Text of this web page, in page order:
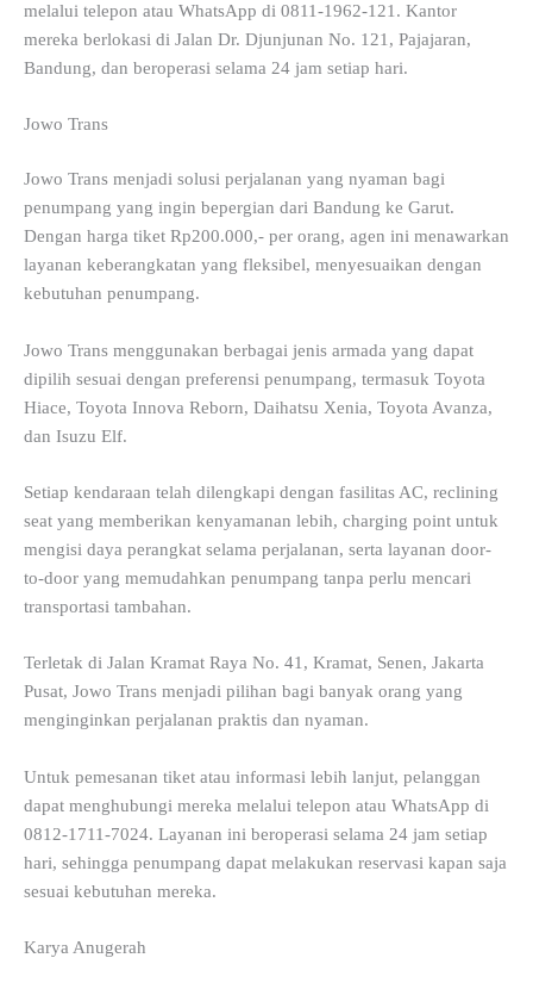
melalui telepon atau WhatsApp di 0811-1962-121. Kantor
mereka berlokasi di Jalan Dr. Djunjunan No. 121, Pajajaran,
Bandung, dan beroperasi selama 24 jam setiap hari.
Jowo Trans
Jowo Trans menjadi solusi perjalanan yang nyaman bagi
penumpang yang ingin bepergian dari Bandung ke Garut.
Dengan harga tiket Rp200.000,- per orang, agen ini menawarkan
layanan keberangkatan yang fleksibel, menyesuaikan dengan
kebutuhan penumpang.
Jowo Trans menggunakan berbagai jenis armada yang dapat
dipilih sesuai dengan preferensi penumpang, termasuk Toyota
Hiace, Toyota Innova Reborn, Daihatsu Xenia, Toyota Avanza,
dan Isuzu Elf.
Setiap kendaraan telah dilengkapi dengan fasilitas AC, reclining
seat yang memberikan kenyamanan lebih, charging point untuk
mengisi daya perangkat selama perjalanan, serta layanan door-
to-door yang memudahkan penumpang tanpa perlu mencari
transportasi tambahan.
Terletak di Jalan Kramat Raya No. 41, Kramat, Senen, Jakarta
Pusat, Jowo Trans menjadi pilihan bagi banyak orang yang
menginginkan perjalanan praktis dan nyaman.
Untuk pemesanan tiket atau informasi lebih lanjut, pelanggan
dapat menghubungi mereka melalui telepon atau WhatsApp di
0812-1711-7024. Layanan ini beroperasi selama 24 jam setiap
hari, sehingga penumpang dapat melakukan reservasi kapan saja
sesuai kebutuhan mereka.
Karya Anugerah